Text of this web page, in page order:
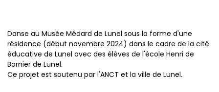
Danse au Musée Médard de Lunel sous la forme d'une
résidence (début novembre 2024) dans le cadre de la cité
éducative de Lunel avec des élèves de l'école Henri de
Bornier de Lunel.
Ce projet est soutenu par l'ANCT et la ville de Lunel.